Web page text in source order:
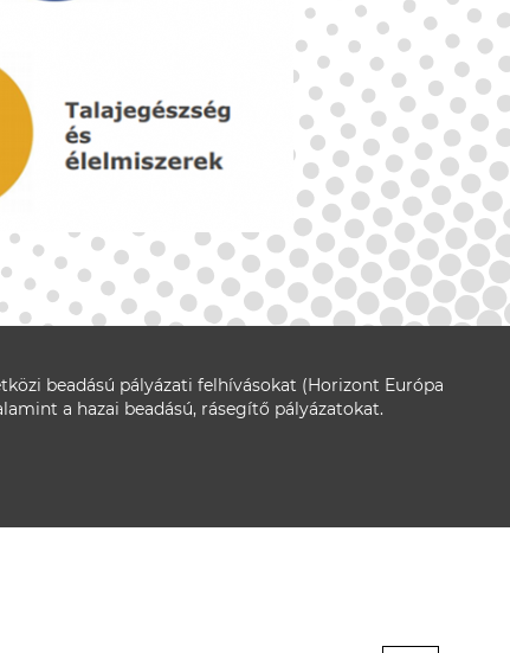
beadású pályázati felhívásokat (Horizont Európa
a hazai beadású, rásegítő pályázatokat.